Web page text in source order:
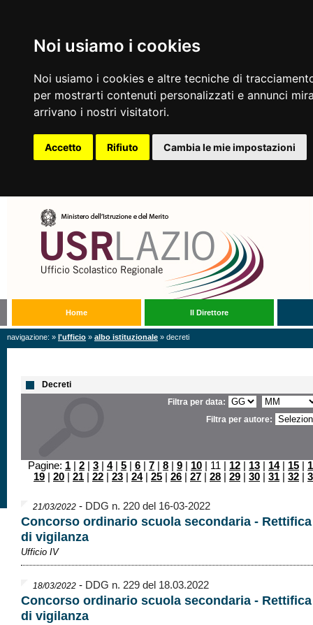
Noi usiamo i cookies
Noi usiamo i cookies e altre tecniche di
per mostrarti contenuti personalizzati e annunci
arrivano i nostri visitatori.
Accetto Rifiuto Cambia le mie impostazioni
Home Il Direttore
navigazione: » l'ufficio » albo istituzionale » decreti
Decreti
Filtra per data:
Filtra per autore:
Pagine: 1 2 3 4| 5 6 7 8 9 10 | 11 | 12 13 14| 15
19
20 21 22 23 24| 25 26 27 28 29 30 31 32
21/03/2022 - DDG n. 220 del 16-03-2022
Concorso ordinario scuola secondaria -
di vigilanza
Ufficio IV
18/03/2022 - DDG n. 229 del 18.03.2022
Concorso ordinario scuola secondaria -
di vigilanza